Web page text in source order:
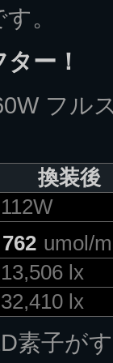
。
ー！
フル
換装後
112W
762 umol/m
13,506 lx
32,410 lx
素子が